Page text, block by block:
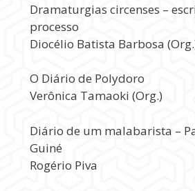
Dramaturgias circenses –
processo
Diocélio Batista Barbosa
O Diário de Polydoro
Verônica Tamaoki (Org.)
Diário de um malabarista –
Guiné
Rogério Piva